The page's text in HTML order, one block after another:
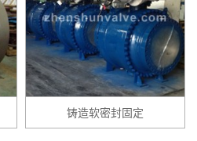
铸造软密封固定